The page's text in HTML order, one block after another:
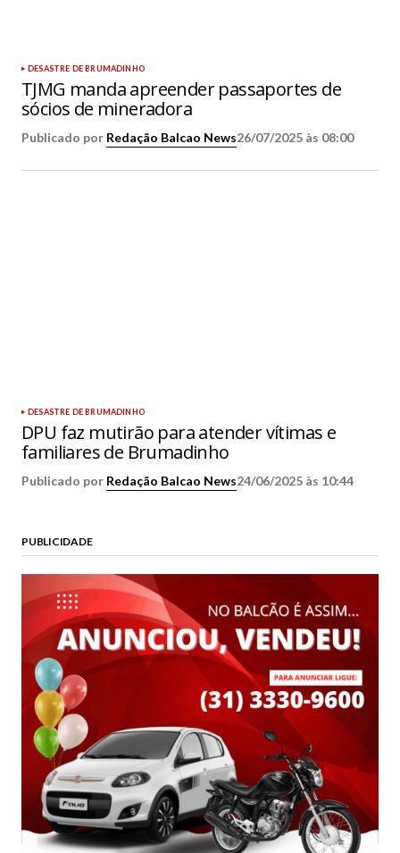
DESASTRE DE BRUMADINHO
TJMG manda apreender passaportes de
sócios de mineradora
Publicado por Redação Balcao News26/07/2025 às 08:00
DESASTRE DE BRUMADINHO
DPU faz mutirão para atender vítimas e
familiares de Brumadinho
Publicado por Redação Balcao News24/06/2025 às 10:44
PUBLICIDADE